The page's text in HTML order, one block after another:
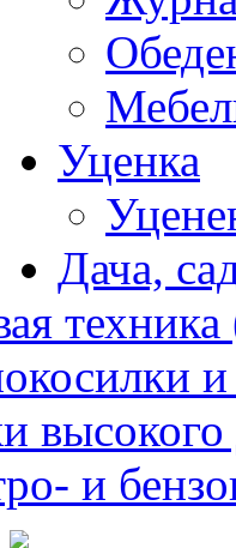
Уценка
Дача,
техника
высокого
и